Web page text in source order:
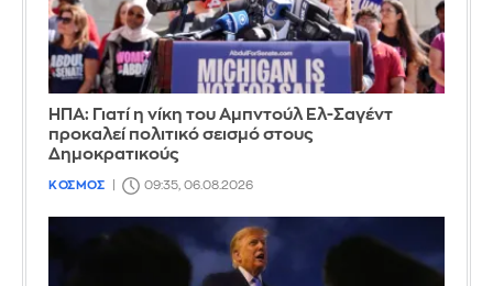
ΗΠΑ: Γιατί η νίκη του Αμπντούλ Ελ-Σαγέντ
προκαλεί πολιτικό σεισμό στους
Δημοκρατικούς
ΚΟΣΜΟΣ 09:35, 06.08.2026